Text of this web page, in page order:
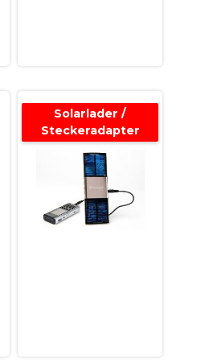
Solarlader /
Steckeradapter